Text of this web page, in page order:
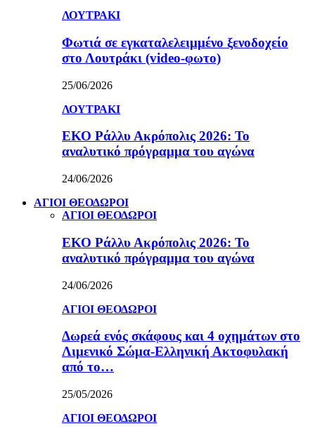
ΛΟΥΤΡΑΚΙ
Φωτιά σε εγκαταλελειμμένο ξενοδοχείο
στο Λουτράκι (video-φωτο)
25/06/2026
ΛΟΥΤΡΑΚΙ
ΕΚΟ Ράλλυ Ακρόπολις 2026: Το
αναλυτικό πρόγραμμα του αγώνα
24/06/2026
ΑΓΙΟΙ ΘΕΟΔΩΡΟΙ
ΑΓΙΟΙ ΘΕΟΔΩΡΟΙ
ΕΚΟ Ράλλυ Ακρόπολις 2026: Το
αναλυτικό πρόγραμμα του αγώνα
24/06/2026
ΑΓΙΟΙ ΘΕΟΔΩΡΟΙ
Δωρεά ενός σκάφους και 4 οχημάτων στο
Λιμενικό Σώμα-Ελληνική Ακτοφυλακή
από το…
25/05/2026
ΑΓΙΟΙ ΘΕΟΔΩΡΟΙ